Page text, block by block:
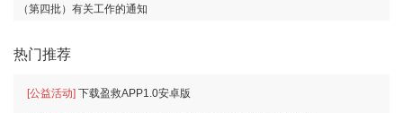
（第四批）有关工作的通知
热门推荐
[公益活动] 下载盈救APP1.0安卓版